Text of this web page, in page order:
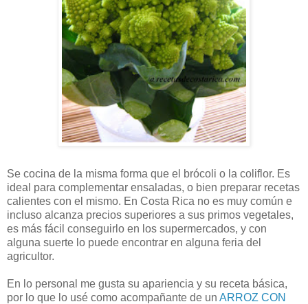
Se cocina de la misma forma que el brócoli o la coliflor. Es
ideal para complementar ensaladas, o bien preparar recetas
calientes con el mismo. En Costa Rica no es muy común e
incluso alcanza precios superiores a sus primos vegetales,
es más fácil conseguirlo en los supermercados, y con
alguna suerte lo puede encontrar en alguna feria del
agricultor.
En lo personal me gusta su apariencia y su receta básica,
por lo que lo usé como acompañante de un ARROZ CON